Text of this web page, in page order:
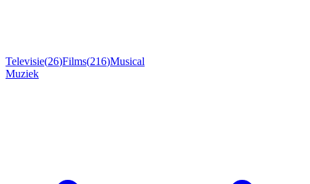
Televisie(26)Films(216)Musical
Muziek